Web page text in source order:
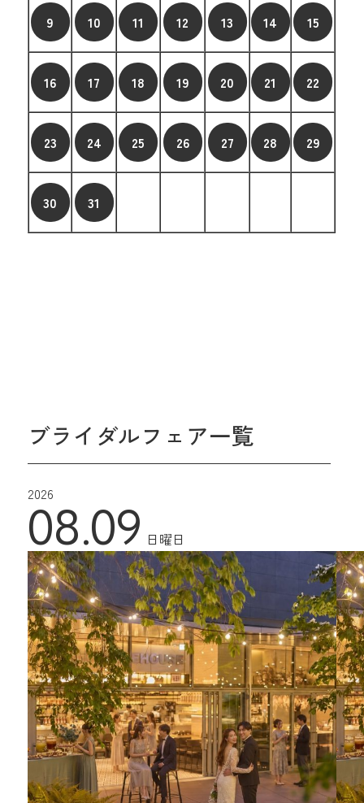
9 10 11 12 13 14 15
16 17 18 19 20 21 22
23 24 25 26 27 28 29
30 31
ブライダルフェア一覧
2026
08.09 日曜日